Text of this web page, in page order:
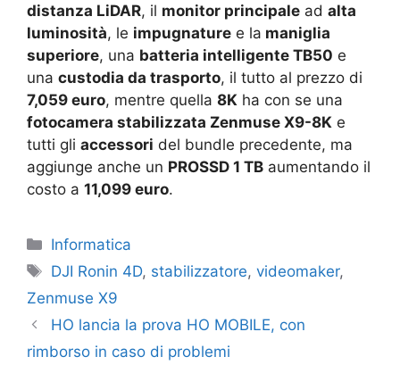
distanza LiDAR, il monitor principale ad alta
luminosità, le impugnature e la maniglia
superiore, una batteria intelligente TB50 e
una custodia da trasporto, il tutto al prezzo di
7,059 euro, mentre quella 8K ha con se una
fotocamera stabilizzata Zenmuse X9-8K e
tutti gli accessori del bundle precedente, ma
aggiunge anche un PROSSD 1 TB aumentando il
costo a 11,099 euro.
Categorie
Informatica
Tag
DJI Ronin 4D, stabilizzatore,videomaker,
Zenmuse X9
HO lancia la prova HO MOBILE, con
rimborso in caso di problemi